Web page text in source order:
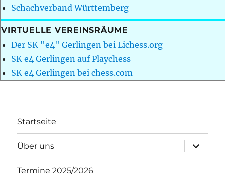
Schachverband Württemberg
VIRTUELLE VEREINSRÄUME
Der SK "e4" Gerlingen bei Lichess.org
SK e4 Gerlingen auf Playchess
SK e4 Gerlingen bei chess.com
Startseite
Über uns
öffnen
Termine 2025/2026